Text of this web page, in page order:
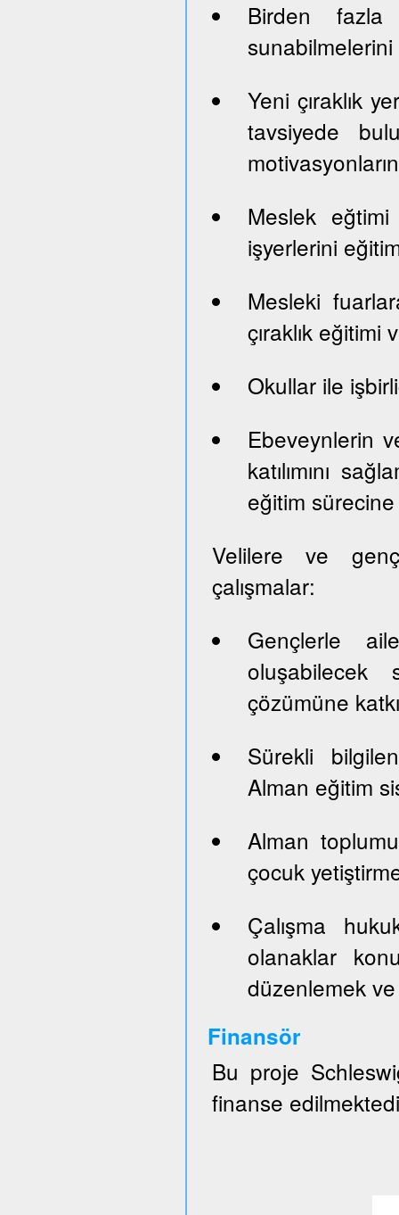
Birden fazla
Yeni çıraklık
tavsiyede
Meslek
işyerlerini
Mesleki
çıraklık
Okullar ile
Ebeveynlerin
katılımını
eğitim sürecine
Velilere ve
çalışmalar:
Gençlerle
oluşabilecek
çözümüne
Sürekli
Alman eğitim
Alman
çocuk
Çalışma
olanaklar
düzenlemek
Finansör
Bu proje
finanse